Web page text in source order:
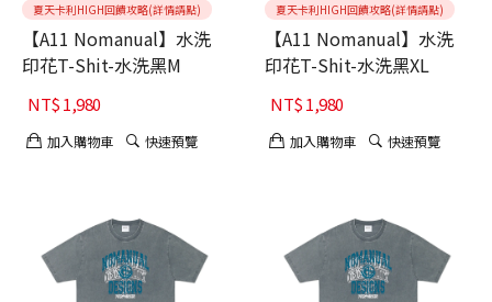
夏天卡利HIGH回饋攻略(詳情請點)
【A11 Nomanual】水洗
印花T-Shit-水洗黑M
NT$1,980
加入購物車 快速預覽
夏天卡利HIGH回饋攻略(詳情請點)
【A11 Nomanual】水洗
印花T-Shit-水洗黑XL
NT$1,980
加入購物車 快速預覽